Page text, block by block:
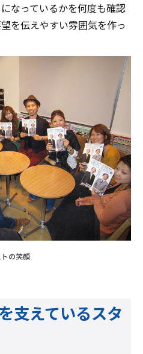
なっているかを何度も確認
を伝えやすい雰囲気を作っ
の笑顔
支えているスタ